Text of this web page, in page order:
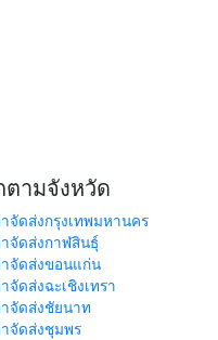
ตามจังหวัด
จัดส่งกรุงเทพมหานคร
จัดส่งกาฬสินธุ์
จัดส่งขอนแก่น
จัดส่งฉะเชิงเทรา
จัดส่งชัยนาท
จัดส่งชุมพร